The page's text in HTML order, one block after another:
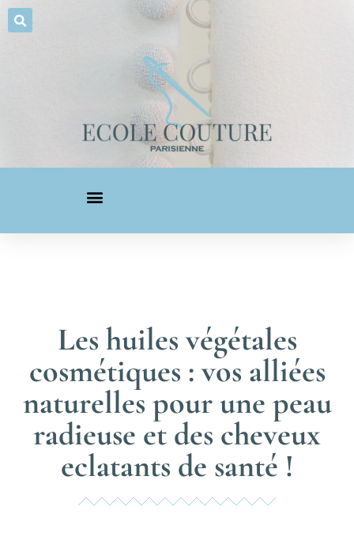
Les huiles végétales
cosmétiques : vos alliées
naturelles pour une peau
radieuse et des cheveux
eclatants de santé !